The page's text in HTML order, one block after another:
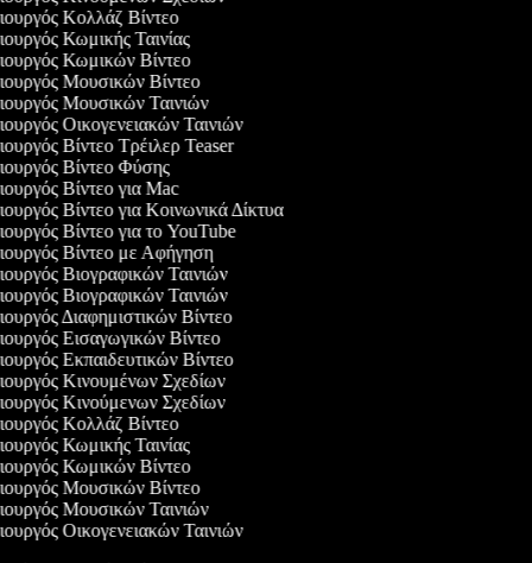
Κολλάζ Βίντεο
Κωμικής Ταινίας
Κωμικών Βίντεο
Μουσικών Βίντεο
Μουσικών Ταινιών
Οικογενειακών Ταινιών
Βίντεο Τρέιλερ Teaser
Βίντεο Φύσης
Βίντεο για Mac
Βίντεο για Κοινωνικά Δίκτυα
Βίντεο για το YouTube
Βίντεο με Αφήγηση
Βιογραφικών Ταινιών
Βιογραφικών Ταινιών
Διαφημιστικών Βίντεο
Εισαγωγικών Βίντεο
Εκπαιδευτικών Βίντεο
Κινουμένων Σχεδίων
Κινούμενων Σχεδίων
Κολλάζ Βίντεο
Κωμικής Ταινίας
Κωμικών Βίντεο
Μουσικών Βίντεο
Μουσικών Ταινιών
Οικογενειακών Ταινιών